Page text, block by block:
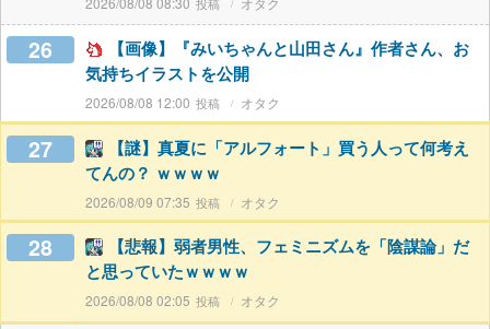
26
【画像】『みいちゃんと山田さん』作者さん、お
気持ちイラストを公開
2026/08/08 12:00 オタク
27
【謎】真夏に「アルフォート」買う人って何考え
てんの？ ｗｗｗｗ
2026/08/09 07:35 オタク
28
【悲報】弱者男性、フェミニズムを「陰謀論」だ
と思っていたｗｗｗｗ
2026/08/08 02:05 オタク